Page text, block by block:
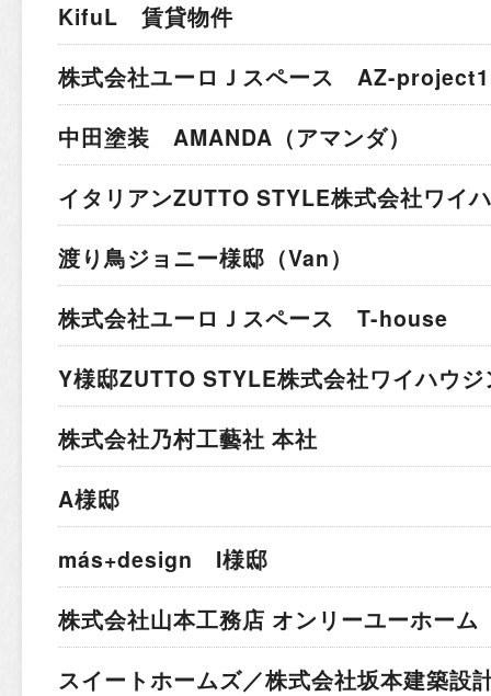
KifuL 賃貸物件
株式会社ユーロＪスペース AZ-project1
中田塗装 AMANDA（アマンダ）
イタリアンZUTTO STYLE株式会社ワイ
渡り鳥ジョニー様邸（Van）
株式会社ユーロＪスペース T-house
Y様邸ZUTTO STYLE株式会社ワイハウジ
株式会社乃村工藝社 本社
A様邸
más+design I様邸
株式会社山本工務店 オンリーユーホー
スイートホームズ／株式会社坂本建築